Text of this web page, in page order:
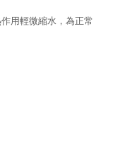
用輕微縮水，為正常